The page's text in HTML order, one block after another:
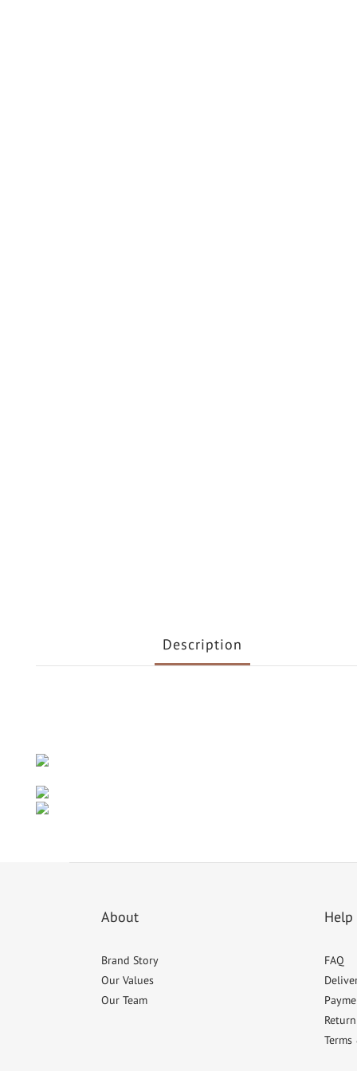
Description
About
Brand Story
Our Values
Our Team
Help
FAQ